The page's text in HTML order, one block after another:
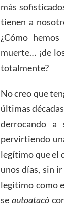
más
tienen a
¿Cómo
muerte… ¡de
totalmente?
No creo que
últimas
derrocando a
pervirtiendo
legítimo que el
unos días, sin
legítimo como
seautoatacó